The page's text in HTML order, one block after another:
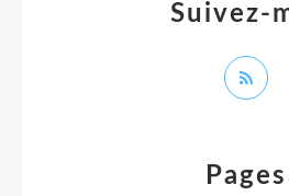
Pages
Suivez-